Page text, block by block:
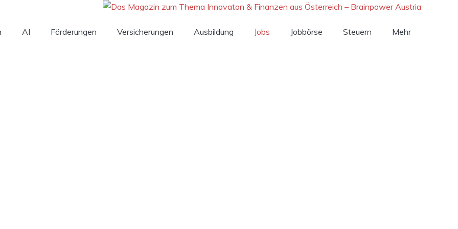
AI Förderungen Versicherungen Ausbildung Jobs Jobbörse Steuern Mehr